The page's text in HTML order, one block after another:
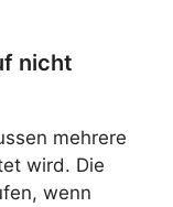
nicht
mehrere
wird. Die
wenn